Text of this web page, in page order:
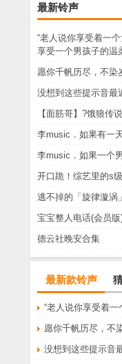
最新铃声
“老人说你享受着一
享受一个男孩子的温
愿你千帆历尽，不染
没想到这些提示音最
【面筋哥】?饿狼传
李music．如果有一
李music．如果一个
开口跪！综艺里的s
逃不掉的「旋律漩涡
宝宝整人电话(会员版
德云社晚安合集
最新款铃声
愿你千帆历尽，不
没想到这些提示音